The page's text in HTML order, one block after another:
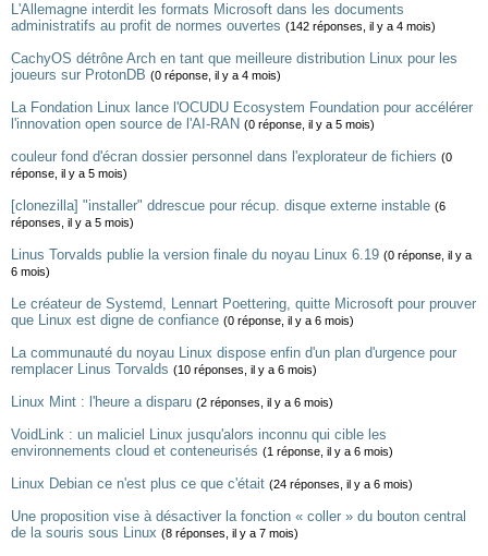
L'Allemagne interdit les formats Microsoft dans les documents
administratifs au profit de normes ouvertes (142 réponses, il y a 4 mois)
CachyOS détrône Arch en tant que meilleure distribution Linux pour les
joueurs sur ProtonDB (0 réponse, il y a 4 mois)
La Fondation Linux lance l'OCUDU Ecosystem Foundation pour accélérer
l'innovation open source de l'AI-RAN (0 réponse, il y a 5 mois)
couleur fond d'écran dossier personnel dans l'explorateur de fichiers (0
réponse, il y a 5 mois)
[clonezilla] "installer" ddrescue pour récup. disque externe instable (6
réponses, il y a 5 mois)
Linus Torvalds publie la version finale du noyau Linux 6.19 (0 réponse, il y a
6 mois)
Le créateur de Systemd, Lennart Poettering, quitte Microsoft pour prouver
que Linux est digne de confiance (0 réponse, il y a 6 mois)
La communauté du noyau Linux dispose enfin d'un plan d'urgence pour
remplacer Linus Torvalds (10 réponses, il y a 6 mois)
Linux Mint : l'heure a disparu (2 réponses, il y a 6 mois)
VoidLink : un maliciel Linux jusqu'alors inconnu qui cible les
environnements cloud et conteneurisés (1 réponse, il y a 6 mois)
Linux Debian ce n'est plus ce que c'était (24 réponses, il y a 6 mois)
Une proposition vise à désactiver la fonction « coller » du bouton central
de la souris sous Linux (8 réponses, il y a 7 mois)